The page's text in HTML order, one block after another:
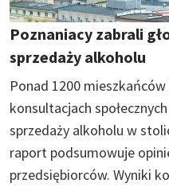
Poznaniacy zabrali
sprzedaży alkoholu
Ponad 1200
konsultacjach
sprzedaży alkoholu w
raport podsumowuje
przedsiębiorców. Wyniki